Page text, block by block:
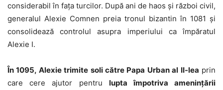
considerabil în fața turcilor. După ani de haos și război civil,
generalul Alexie Comnen preia tronul bizantin în 1081 și
consolidează controlul asupra imperiului ca împăratul
Alexie I.
În 1095, Alexie trimite soli către Papa Urban al II-lea prin
care cere ajutor pentru lupta împotriva amenințării